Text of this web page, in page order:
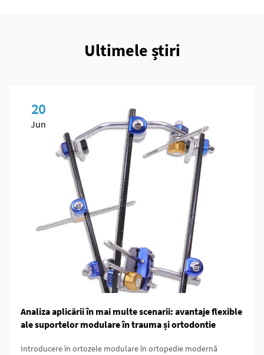
Ultimele știri
20
Jun
Analiza aplicării în mai multe scenarii: avantaje flexible
ale suportelor modulare în trauma și ortodontie
Introducere în ortozele modulare în ortopedie modernă